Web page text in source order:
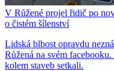
V Růžené projel řidič po
o čistém šílenství
Lidská blbost opravdu
Růžená na svém
kolem staveb setkali.